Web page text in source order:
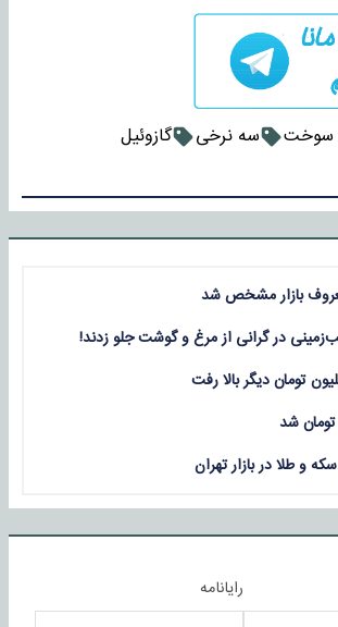
سوخت سه نرخی
گازوئیل
بازار‌ مشخص شد
در گرانی از مرغ و گوشت جلو زدند!
و طلا در بازار تهران
رایانامه